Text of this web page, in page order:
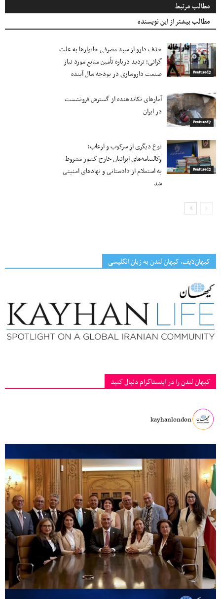
مطالب مرتبط
مطالب بیشتر از این نویسنده
Featured2
حذف دارو از سبد مصرفی خانوارها به‌ علت
گرانی؛ تردید درباره تأمین منابع مورد نیاز
صنعت داروسازی در بودجه سال آینده
Featured2
آمارهای تکاندهنده از گسترش فرونشست
در ایران
Featured2
نوع دیگری از سرکوب و ارعاب؛
وکالتنامه‌های ایرانیان خارج کشور مشروط
به استعلام از دادستانی و نهادهای امنیتی
شد
کیهان‌لایف، کیهان لندن به زبان انگلیسی
کیهان لندن را در اینستاگرام دنبال کنید
kayhanlondon